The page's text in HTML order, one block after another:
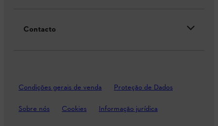
Contacto
Condições gerais de venda Proteção de Dados
Sobre nós Cookies Informação jurídica